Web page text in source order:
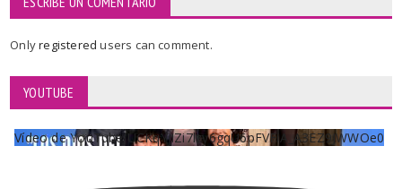
Onlyregisteredusers can comment.
YOUTUBE
Vídeo de YouTube UCKqYjiZi7lzy6gqU6pFVFiA_A3EZ9JWWOe0